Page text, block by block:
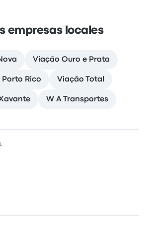
empresas locales
Viação Ouro e Prata
Porto Rico Viação Total
W A Transportes